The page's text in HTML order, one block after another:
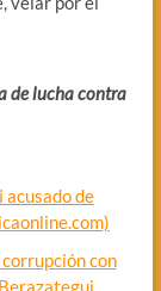
de lucha contra
de
con